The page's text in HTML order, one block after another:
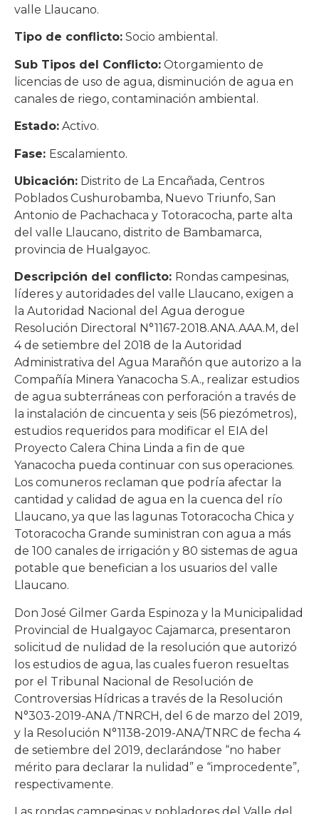
valle Llaucano.
Tipo de conflicto: Socio ambiental.
Sub Tipos del Conflicto: Otorgamiento de
licencias de uso de agua, disminución de agua en
canales de riego, contaminación ambiental.
Estado: Activo.
Fase: Escalamiento.
Ubicación: Distrito de La Encañada, Centros
Poblados Cushurobamba, Nuevo Triunfo, San
Antonio de Pachachaca y Totoracocha, parte alta
del valle Llaucano, distrito de Bambamarca,
provincia de Hualgayoc.
Descripción del conflicto: Rondas campesinas,
líderes y autoridades del valle Llaucano, exigen a
la Autoridad Nacional del Agua derogue
Resolución Directoral N°1167-2018.ANA.AAA.M, del
4 de setiembre del 2018 de la Autoridad
Administrativa del Agua Marañón que autorizo a la
Compañía Minera Yanacocha S.A., realizar estudios
de agua subterráneas con perforación a través de
la instalación de cincuenta y seis (56 piezómetros),
estudios requeridos para modificar el EIA del
Proyecto Calera China Linda a fin de que
Yanacocha pueda continuar con sus operaciones.
Los comuneros reclaman que podría afectar la
cantidad y calidad de agua en la cuenca del río
Llaucano, ya que las lagunas Totoracocha Chica y
Totoracocha Grande suministran con agua a más
de 100 canales de irrigación y 80 sistemas de agua
potable que benefician a los usuarios del valle
Llaucano.
Don José Gilmer Garda Espinoza y la Municipalidad
Provincial de Hualgayoc Cajamarca, presentaron
solicitud de nulidad de la resolución que autorizó
los estudios de agua, las cuales fueron resueltas
por el Tribunal Nacional de Resolución de
Controversias Hídricas a través de la Resolución
N°303-2019-ANA /TNRCH, del 6 de marzo del 2019,
y la Resolución N°1138-2019-ANA/TNRC de fecha 4
de setiembre del 2019, declarándose “no haber
mérito para declarar la nulidad” e “improcedente”,
respectivamente.